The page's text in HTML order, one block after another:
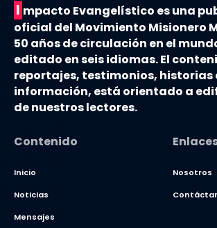
I mpacto Evangelístico es una
oficial del Movimiento Misionero
50 años de circulación en el
editado en seis idiomas. El
reportajes, testimonios, historias
información, está orientado a
de nuestros lectores.
Contenido
Inicio
Noticias
Mensajes
Nosotros